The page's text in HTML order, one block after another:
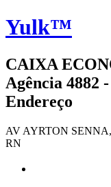
Yulk™
CAIXA
Agência 4882
Endereço
AV AYRTON
RN